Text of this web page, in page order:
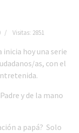
Visitas: 2851
hoy una serie
as, con el
y de la mano
a papá? Solo